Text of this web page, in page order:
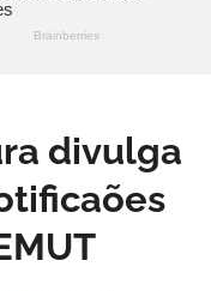
divulga